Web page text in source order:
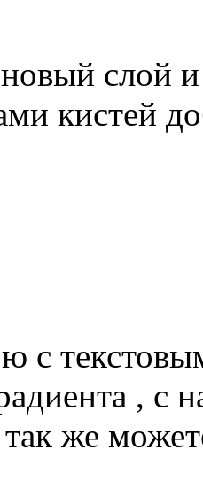
слой и
кистей
текстовым
, с
же